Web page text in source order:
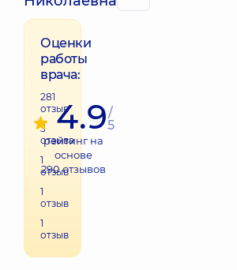
Оценки
работы
врача:
281
отзыв
3
отзыва
1
отзыв
1
отзыв
1
отзыв
4.9/
5
рейтинг на
основе
290отзывов